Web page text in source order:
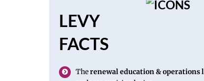
LEVY
FACTS
Therenewal education & operations